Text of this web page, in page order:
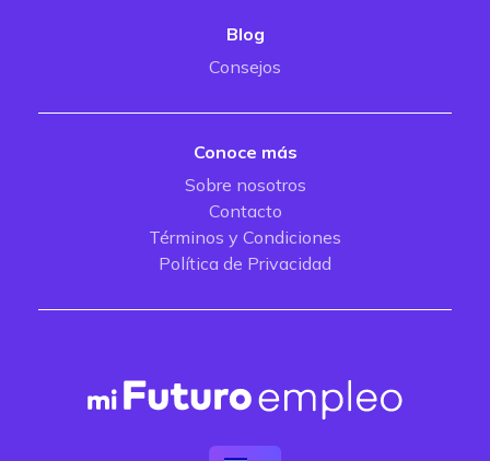
Blog
Consejos
Conoce más
Sobre nosotros
Contacto
Términos y Condiciones
Política de Privacidad